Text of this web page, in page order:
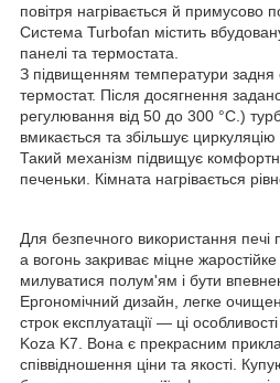
повітря нагрівається й примусово
Система Turbofan містить
панелі та термостата.
З підвищенням температури задня
термостат. Після досягнення
регулювання від 50 до 300 °C.)
вмикається та збільшує циркуляцію
Такий механізм підвищує
печеньки. Кімната нагрівається
Для безпечного використання печі
а вогонь закриває міцне
милуватися полум'ям і бути
Ергономічний дизайн, легке
строк експлуатації — ці
Koza K7. Вона є прекрасним
співвідношення ціни та якості.